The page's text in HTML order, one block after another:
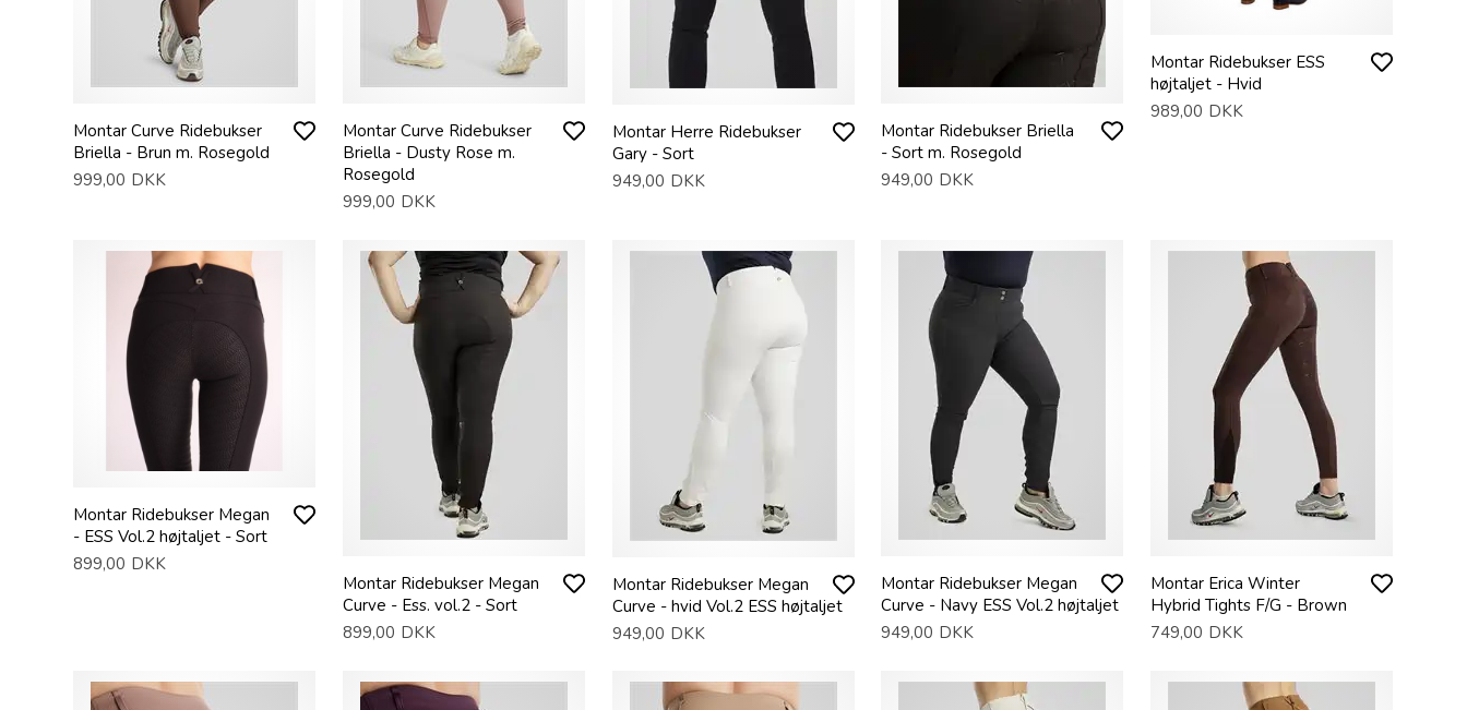
Montar Curve Ridebukser
Briella - Brun m. Rosegold
999,00 DKK
Montar Curve Ridebukser
Briella - Dusty Rose m.
Rosegold
999,00 DKK
Montar Herre Ridebukser
Gary - Sort
949,00 DKK
Montar Ridebukser Briella
- Sort m. Rosegold
949,00 DKK
Montar Ridebukser ESS
højtaljet - Hvid
989,00 DKK
Montar Ridebukser Megan
- ESS Vol.2 højtaljet - Sort
899,00 DKK
Montar Ridebukser Megan
Curve - Ess. vol.2 - Sort
899,00 DKK
Montar Ridebukser Megan
Curve - hvid Vol.2 ESS højtaljet
949,00 DKK
Montar Ridebukser Megan
Curve - Navy ESS Vol.2 højtaljet
949,00 DKK
Montar Erica Winter
Hybrid Tights F/G - Brown
749,00 DKK